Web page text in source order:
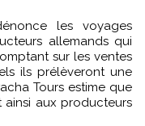
les voyages
allemands qui
sur les ventes
ils prélèveront une
Tours estime que
aux producteurs